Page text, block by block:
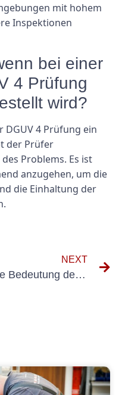
mit hohem
Inspektionen
bei einer
4 Prüfung
wird?
DGUV 4 Prüfung ein
der Prüfer
Problems. Es ist
anzugehen, um die
die Einhaltung der
NEXT
Die Bedeutung des Prüfprotokolls für ortsveränderliche Geräte: Was Sie wissen müssen